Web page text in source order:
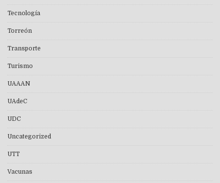
Tecnología
Torreón
Transporte
Turismo
UAAAN
UAdeC
UDC
Uncategorized
UTT
Vacunas